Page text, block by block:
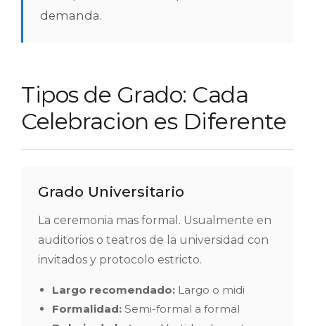
demanda.
Tipos de Grado: Cada
Celebracion es Diferente
Grado Universitario
La ceremonia mas formal. Usualmente en
auditorios o teatros de la universidad con
invitados y protocolo estricto.
Largo recomendado: Largo o midi
Formalidad: Semi-formal a formal